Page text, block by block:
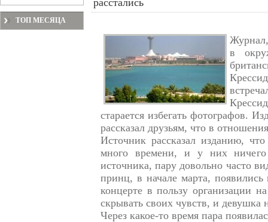
ТОП МЕСЯЦА
расстались
в
старается избегать фотографов.
рассказал друзьям, что в
Источник рассказал изданию,
много времени, и у них
источника, пару довольно часто
принц, в начале марта, появились
концерте в пользу организации
скрывать своих чувств, и девушка
Через какое-то время пара